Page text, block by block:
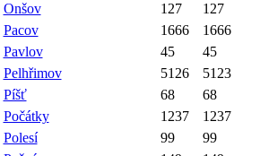
Onšov
127
127
Pacov
1666
1666
Pavlov
45
45
Pelhřimov
5126
5123
Píšť
68
68
Počátky
1237
1237
Polesí
99
99